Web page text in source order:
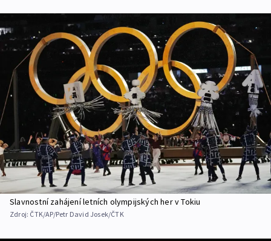
Slavnostní zahájení letních olympijských her v Tokiu
Zdroj: ČTK/AP/Petr David Josek/ČTK